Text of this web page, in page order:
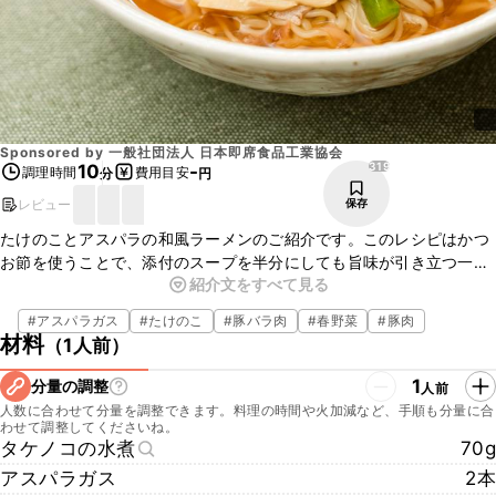
Sponsored by 一般社団法人 日本即席食品工業協会
調理時間10分 費用目安-円
レビュー
319
保存
たけのことアスパラの和風ラーメンのご紹介です。このレシピはかつ
お節を使うことで、添付のスープを半分にしても旨味が引き立つ一品
です。普通に作る時よりも塩分を抑えてお作りいただけますよ。ぜひ
お試しくださいね。
紹介文をすべて見る
#アスパラガス #たけのこ #豚バラ肉 #春野菜 #豚肉
材料（1人前）
分量の調整 1人前
人数に合わせて分量を調整できます。料理の時間や火加減など、手順も分量に合
わせて調整してくださいね。
タケノコの水煮
70g
アスパラガス
2本